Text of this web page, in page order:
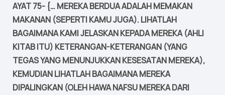
AYAT 75- {… MEREKA BERDUA ADALAH MEMAKAN
MAKANAN (SEPERTI KAMU JUGA). LIHATLAH
BAGAIMANA KAMI JELASKAN KEPADA MEREKA (AHLI
KITAB ITU) KETERANGAN-KETERANGAN (YANG
TEGAS YANG MENUNJUKKAN KESESATAN MEREKA),
KEMUDIAN LIHATLAH BAGAIMANA MEREKA
DIPALINGKAN (OLEH HAWA NAFSU MEREKA DARI